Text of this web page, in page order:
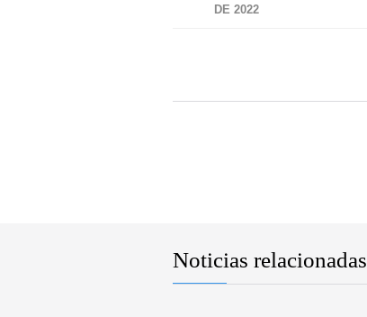
DE 2022
Noticias relacionadas